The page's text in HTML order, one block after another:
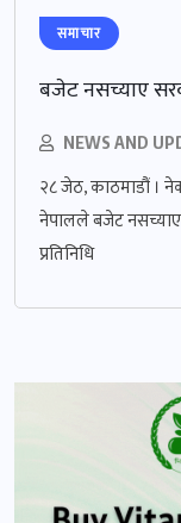
समाचार
बजेट नसच्याए
NEWS AND
२८ जेठ, काठमाडौं ।
नेपालले बजेट नसच्याए
प्रतिनिधि